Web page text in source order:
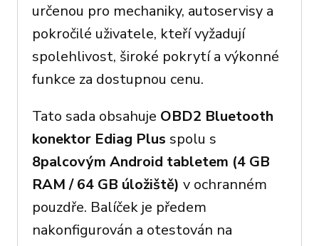
určenou pro mechaniky, autoservisy a
pokročilé uživatele, kteří vyžadují
spolehlivost, široké pokrytí a výkonné
funkce za dostupnou cenu.
Tato sada obsahuje OBD2 Bluetooth
konektor Ediag Plus spolu s
8palcovým Android tabletem (4 GB
RAM / 64 GB úložiště) v ochranném
pouzdře. Balíček je předem
nakonfigurován a otestován na